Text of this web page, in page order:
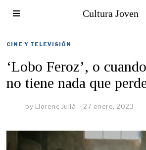
Cultura Joven
CINE Y TELEVISIÓN
‘Lobo Feroz’, o
no tiene nada que
by Llorenç Julià 27 enero, 2023